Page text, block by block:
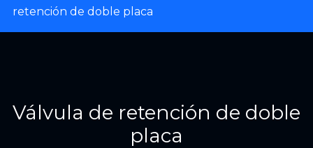
retención de doble placa
Válvula de retención de doble
placa